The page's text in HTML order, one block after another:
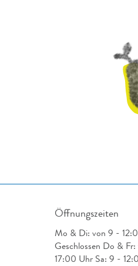
Öffnungszeiten
Mo & Di: von 9 -
Geschlossen Do &
17:00 Uhr Sa: 9 -